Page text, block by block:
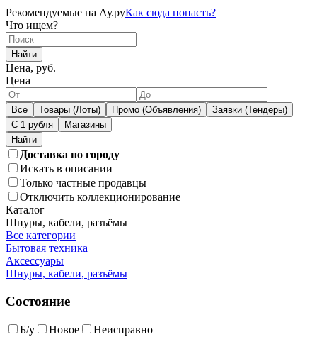
Рекомендуемые на Ау.руКак сюда попасть?
Что ищем?
Найти
Цена, руб.
Цена
Все Товары (Лоты) Промо (Объявления)
Заявки (Тендеры)
С 1 рубля
Магазины
Доставка по городу
Искать в описании
Только частные продавцы
Отключить коллекционирование
Каталог
Шнуры, кабели, разъёмы
Все категории
Бытовая техника
Аксессуары
Шнуры, кабели, разъёмы
Состояние
Б/у Новое Неисправно